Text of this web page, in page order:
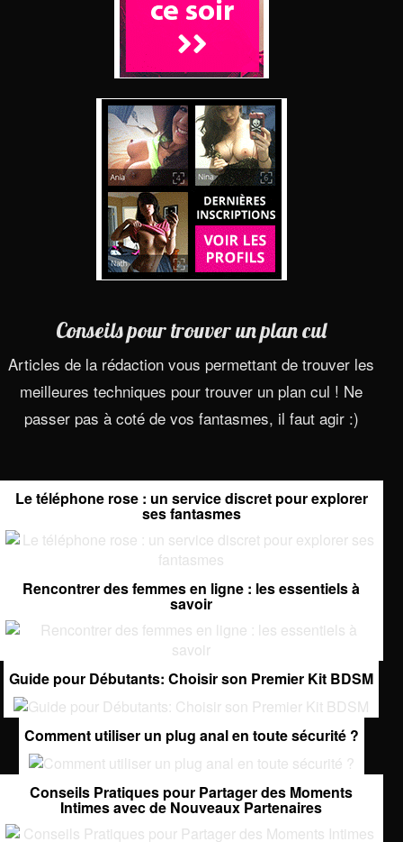
Conseils pour trouver un plan cul
Articles de la rédaction vous permettant de trouver les
meilleures techniques pour trouver un plan cul ! Ne
passer pas à coté de vos fantasmes, il faut agir :)
Le téléphone rose : un service discret pour explorer
ses fantasmes
Rencontrer des femmes en ligne : les essentiels à
savoir
Guide pour Débutants: Choisir son Premier Kit BDSM
Comment utiliser un plug anal en toute sécurité ?
Conseils Pratiques pour Partager des Moments
Intimes avec de Nouveaux Partenaires